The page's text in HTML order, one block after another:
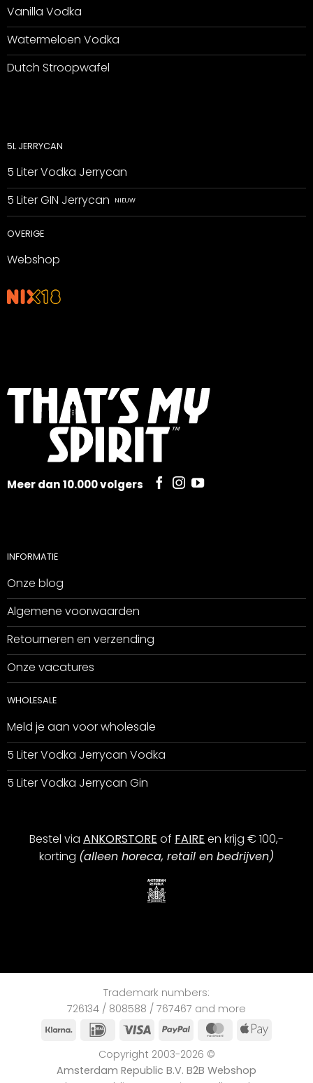
Vanilla Vodka
Watermeloen Vodka
Dutch Stroopwafel
5L JERRYCAN
5 Liter Vodka Jerrycan
5 Liter GIN Jerrycan
OVERIGE
Webshop
Meer dan 10.000 volgers
INFORMATIE
Onze blog
Algemene voorwaarden
Retourneren en verzending
Onze vacatures
WHOLESALE
Meld je aan voor wholesale
5 Liter Vodka Jerrycan Vodka
5 Liter Vodka Jerrycan Gin
Bestel via ANKORSTORE of FAIRE en krijg € 100,-
korting (alleen horeca, retail en bedrijven)
Trademark numbers:
726134 / 808588 / 767467 and more
Klarna
iDEAL Visa PayPal MasterCard
Apple
Copyright 2003-2026 ©
Amsterdam Republic B.V. B2B Webshop